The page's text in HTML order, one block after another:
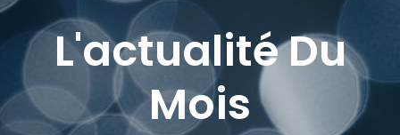
L'actualité Du
Mois